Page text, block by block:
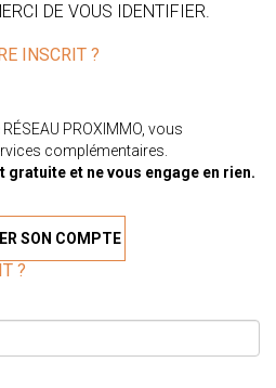
DE VOUS IDENTIFIER.
INSCRIT ?
PROXIMMO, vous
complémentaires.
et ne vous engage en rien.
SON COMPTE
?